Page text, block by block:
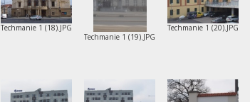
Techmanie 1 (18).JPG
Techmanie 1 (19).JPG
Techmanie 1 (20).JPG